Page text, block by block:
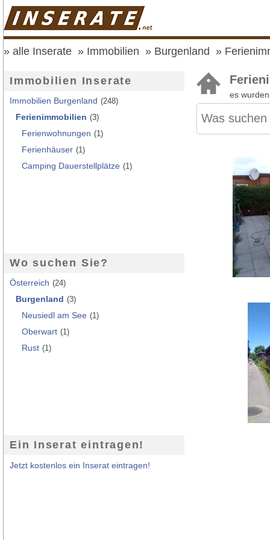
alle Inserate Immobilien Burgenland
es
Immobilien Inserate
Immobilien Burgenland (248)
Ferienimmobilien (3)
Ferienwohnungen (1)
Ferienhäuser (1)
Camping Dauerstellplätze (1)
Wo suchen Sie?
Österreich (24)
Burgenland (3)
Neusiedl am See (1)
Oberwart (1)
Rust (1)
Ein Inserat eintragen!
Jetzt kostenlos ein Inserat eintragen!